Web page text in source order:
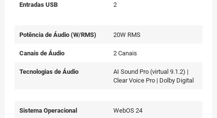
Entradas USB 2
Potência de Áudio (W/RMS) 20W RMS
Canais de Áudio 2 Canais
Tecnologias de Áudio
AI Sound Pro (virtual 9.1.2) |
Clear Voice Pro | Dolby Digital
Sistema Operacional WebOS 24